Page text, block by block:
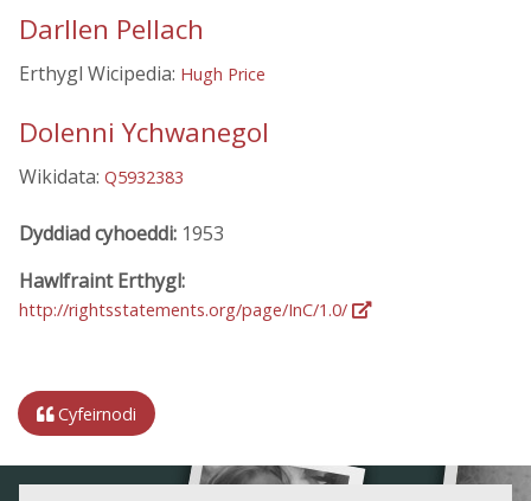
Darllen Pellach
Erthygl Wicipedia: Hugh Price
Dolenni Ychwanegol
Wikidata: Q5932383
Dyddiad cyhoeddi: 1953
Hawlfraint Erthygl:
http://rightsstatements.org/page/InC/1.0/
Cyfeirnodi